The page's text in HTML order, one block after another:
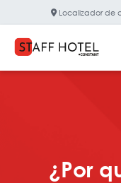
Localizador de
¿Por